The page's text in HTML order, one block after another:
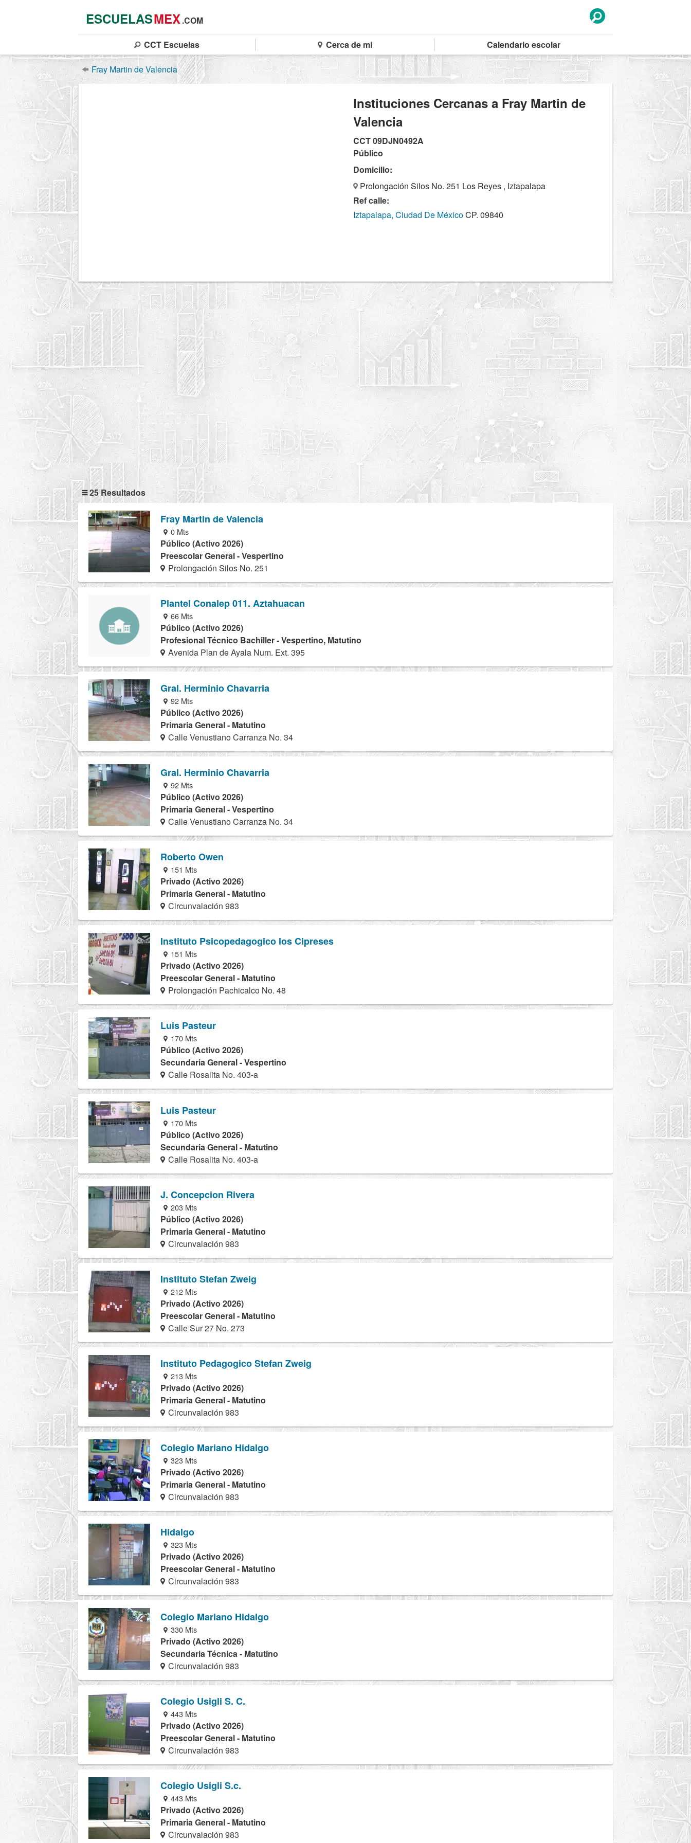
ESCUELASMEX.COM
CCT Escuelas Cerca de mi Calendario escolar
Fray Martin de Valencia
Instituciones Cercanas a Fray Martin de
Valencia
CCT 09DJN0492A
Público
Domicilio:
Prolongación Silos No. 251 Los Reyes , Iztapalapa
Ref calle:
Iztapalapa, Ciudad De MéxicoCP. 09840
25 Resultados
Fray Martin de Valencia
0 Mts
Público (Activo 2026)
Preescolar General - Vespertino
Prolongación Silos No. 251
Plantel Conalep 011. Aztahuacan
66 Mts
Público (Activo 2026)
Profesional Técnico Bachiller - Vespertino, Matutino
Avenida Plan de Ayala Num. Ext. 395
Gral. Herminio Chavarria
92 Mts
Público (Activo 2026)
Primaria General - Matutino
Calle Venustiano Carranza No. 34
Gral. Herminio Chavarria
92 Mts
Público (Activo 2026)
Primaria General - Vespertino
Calle Venustiano Carranza No. 34
Roberto Owen
151 Mts
Privado (Activo 2026)
Primaria General - Matutino
Circunvalación 983
Instituto Psicopedagogico los Cipreses
151 Mts
Privado (Activo 2026)
Preescolar General - Matutino
Prolongación Pachicalco No. 48
Luis Pasteur
170 Mts
Público (Activo 2026)
Secundaria General - Vespertino
Calle Rosalita No. 403-a
Luis Pasteur
170 Mts
Público (Activo 2026)
Secundaria General - Matutino
Calle Rosalita No. 403-a
J. Concepcion Rivera
203 Mts
Público (Activo 2026)
Primaria General - Matutino
Circunvalación 983
Instituto Stefan Zweig
212 Mts
Privado (Activo 2026)
Preescolar General - Matutino
Calle Sur 27 No. 273
Instituto Pedagogico Stefan Zweig
213 Mts
Privado (Activo 2026)
Primaria General - Matutino
Circunvalación 983
Colegio Mariano Hidalgo
323 Mts
Privado (Activo 2026)
Primaria General - Matutino
Circunvalación 983
Hidalgo
323 Mts
Privado (Activo 2026)
Preescolar General - Matutino
Circunvalación 983
Colegio Mariano Hidalgo
330 Mts
Privado (Activo 2026)
Secundaria Técnica - Matutino
Circunvalación 983
Colegio Usigli S. C.
443 Mts
Privado (Activo 2026)
Preescolar General - Matutino
Circunvalación 983
Colegio Usigli S.c.
443 Mts
Privado (Activo 2026)
Primaria General - Matutino
Circunvalación 983